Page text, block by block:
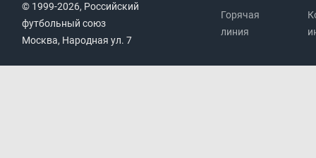
© 1999-2026, Российский
футбольный союз
Москва, Народная ул. 7
Горячая
линия